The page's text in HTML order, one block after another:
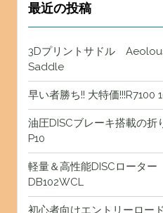
最近の投稿
3Dプリントサドル
Saddle
早い者勝ち!! 大特価!!!R7100
油圧DISCブレーキ搭載の折
P10
軽量＆高性能DISCロータ
DB102WCL
初心者向けエントリーロー